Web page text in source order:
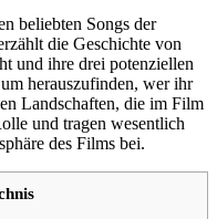
beliebten Songs der
die Geschichte von
und ihre drei potenziellen
herauszufinden, wer ihr
Landschaften, die im Film
und tragen wesentlich
des Films bei.